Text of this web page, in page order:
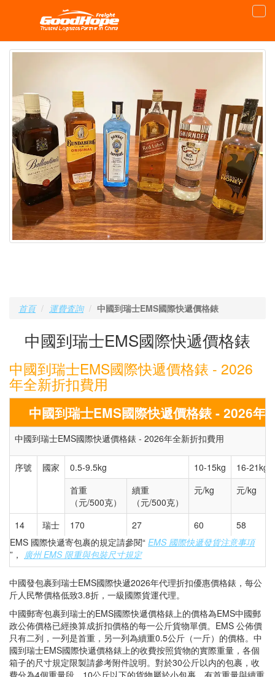
首頁 運費査詢 中國到瑞士EMS國際快遞價格錶
中國到瑞士EMS國際快遞價格錶
中國到瑞士EMS國際快遞價格錶 - 2026
年全新折扣費用
中國到瑞士EMS國際快遞價格錶 - 2026年
中國到瑞士EMS國際快遞價格錶 - 2026年全新折扣費用
序號 國家 0.5-9.5kg 10-15kg
16-21kg
首重
（元/500克）
續重
（元/500克）
元/kg 元/kg
14 瑞士 170 27 60
58
EMS 國際快遞寄包裹的規定請參閱“ EMS 國際快遞發貨注意事項
”， 廣州 EMS 限重與包裝尺寸規定
中國發包裹到瑞士EMS國際快遞2026年代理折扣優惠價格錶，每公
斤人民幣價格低致3.8折，一級國際貨運代理。
中國郵寄包裹到瑞士的EMS國際快遞價格錶上的價格為EMS中國郵
政公佈價格已經換算成折扣價格的每一公斤貨物單價。EMS 公佈價
只有二列，一列是首重，另一列為續重0.5公斤（一斤）的價格。中
國到瑞士EMS國際快遞價格錶上的收費按照貨物的實際重量，各個
箱子的尺寸規定限製請參考附件說明。對於30公斤以内的包裹，收
費分為4個重量段，10公斤以下的貨物屬於小包裹，有首重量與續重